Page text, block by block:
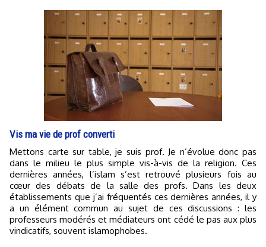
Vis ma vie de prof converti
Mettons carte sur table, je suis prof. Je n’évolue donc pas
dans le milieu le plus simple vis-à-vis de la religion. Ces
dernières années, l’islam s’est retrouvé plusieurs fois au
cœur des débats de la salle des profs. Dans les deux
établissements que j’ai fréquentés ces dernières années, il y
a un élément commun au sujet de ces discussions : les
professeurs modérés et médiateurs ont cédé le pas aux plus
vindicatifs, souvent islamophobes.